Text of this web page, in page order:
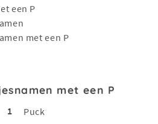
een P
met een P
met een P
1
Puck